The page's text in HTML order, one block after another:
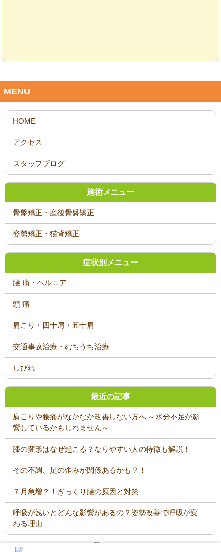
MENU
HOME
アクセス
スタッフブログ
施術メニュー
骨盤矯正・産後骨盤矯正
姿勢矯正・猫背矯正
症状別メニュー
腰 痛・ヘルニア
頭 痛
肩こり・四十肩・五十肩
交通事故治療・むちうち治療
しびれ
最近の記事
肩こりや腰痛がなかなか改善しない方へ ～水分不足が影
響しているかもしれません～
膝の変形はなぜ起こる？なりやすい人の特徴も解説！
その不調、足の歪みが関係あるかも？！
７月急増？！ぎっくり腰の原因と対策
呼吸が浅いとどんな影響があるの？姿勢改善で呼吸が変
わる理由